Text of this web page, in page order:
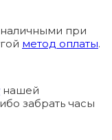
при
метод оплаты.
нашей
забрать часы